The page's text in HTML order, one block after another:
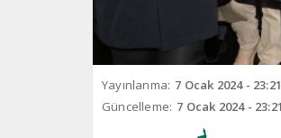
Yayınlanma: 7 Ocak 2024 - 23:21
Güncelleme: 7 Ocak 2024 - 23:21